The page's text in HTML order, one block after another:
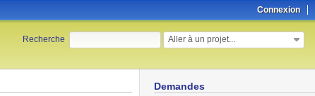
Connexion
Recherche: Aller à un projet...
Demandes